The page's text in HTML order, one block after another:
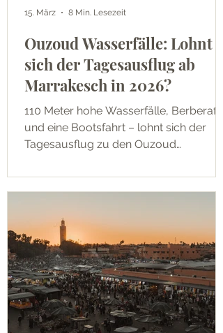
Ouzoud Wasserfälle: Lohnt
sich der Tagesausflug ab
Marrakesch in 2026?
110 Meter hohe Wasserfälle,
und eine Bootsfahrt – lohnt sich der
Tagesausflug zu den Ouzoud
Unsere ehrliche Einschätzung.
15. März 8 Min. Lesezeit